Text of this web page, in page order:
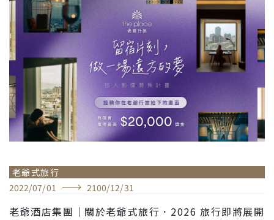
老爺式旅行
2022/07/01 2100/12/31
老爺酒店集團｜關於老爺式旅行．2026 旅行即將展開